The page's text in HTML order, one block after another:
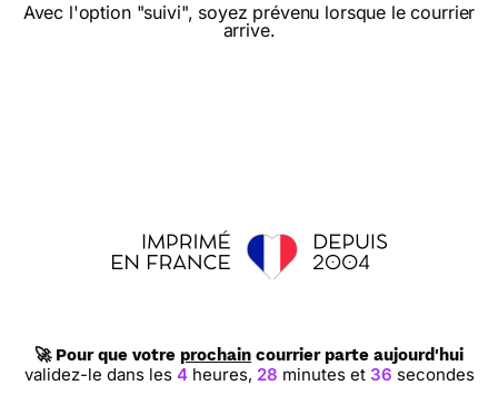
⭐⭐⭐⭐ le 16/06/21 : Gaie originale
choix dans les modèles (cartes, enveloppes,
timbres, etc.. Rapidité dans l'acheminement
⭐⭐⭐⭐ le 25/05/20 : Très bien ! Reçu dans
les temps je suis satisfaite de vos
Avec l'option "suivi", soyez prévenu lorsque le courrier
arrive.
🚀 Pour que votre prochain courrier parte aujourd'hui
validez-le dans les 4 heures, 28 minutes et 35 secondes